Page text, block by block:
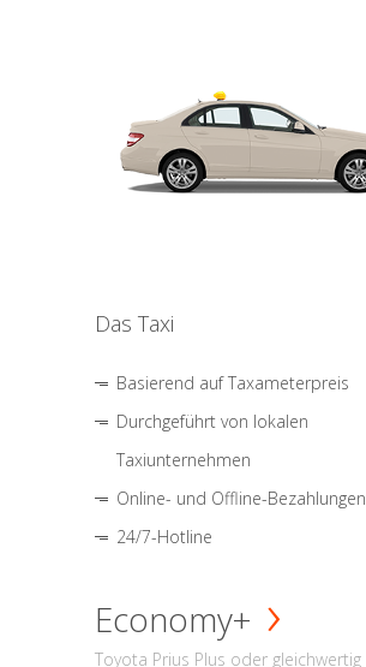
Das Taxi
Basierend auf Taxameterpreis
Durchgeführt von lokalen
Taxiunternehmen
Online- und Offline-Bezahlungen
24/7-Hotline
Economy+
Toyota Prius Plus oder gleichwertig